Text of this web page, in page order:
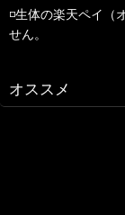
◽️生体の楽天ペイ
せん。
オススメ